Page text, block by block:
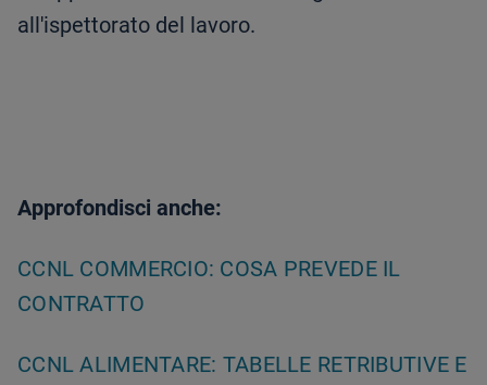
all'ispettorato del lavoro.
Approfondisci anche:
CCNL COMMERCIO: COSA PREVEDE IL
CONTRATTO
CCNL ALIMENTARE: TABELLE RETRIBUTIVE E